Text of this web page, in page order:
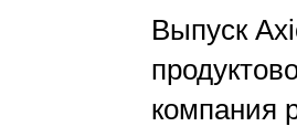
Выпуск
компания